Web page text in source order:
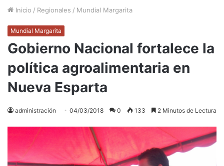
Inicio / Regionales / Mundial Margarita
Mundial Margarita
Gobierno Nacional fortalece la
política agroalimentaria en
Nueva Esparta
administración 04/03/2018 0 133 2 Minutos de Lectura